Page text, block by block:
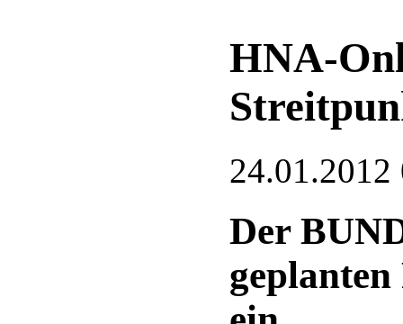
HNA-
24.01.2012
Der